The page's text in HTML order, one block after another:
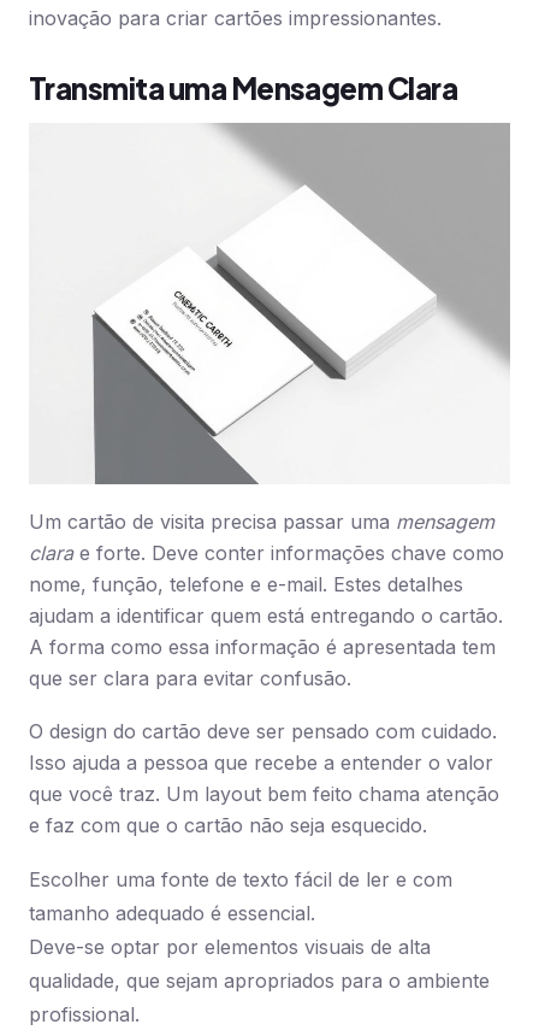
inovação para criar cartões impressionantes.
Transmita uma Mensagem Clara
Um cartão de visita precisa passar uma mensagem
clarae forte. Deve conter informações chave como
nome, função, telefone e e-mail. Estes detalhes
ajudam a identificar quem está entregando o cartão.
A forma como essa informação é apresentada tem
que ser clara para evitar confusão.
O design do cartão deve ser pensado com cuidado.
Isso ajuda a pessoa que recebe a entender o valor
que você traz. Um layout bem feito chama atenção
e faz com que o cartão não seja esquecido.
Escolher uma fonte de texto fácil de ler e com
tamanho adequado é essencial.
Deve-se optar por elementos visuais de alta
qualidade, que sejam apropriados para o ambiente
profissional.